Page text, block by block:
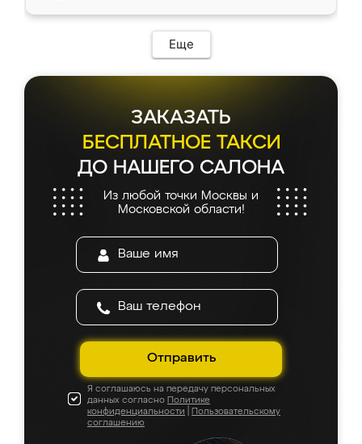
Еще
ЗАКАЗАТЬ
БЕСПЛАТНОЕ ТАКСИ
ДО НАШЕГО САЛОНА
Из любой точки Москвы и
Московской области!
Отправить
Я соглашаюсь на передачу персональных
данных согласно Политике
конфиденциальности
Пользовательскому
соглашению